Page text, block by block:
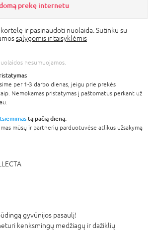
prekę internetu
ir pasinaudoti nuolaida. Sutinku su
sąlygomis ir taisyklėmis
nesumuojamos.
per 1-3 darbo dienas, jeigu prie prekės
Nemokamas pristatymas į paštomatus perkant už
tą pačią dieną.
mūsų ir partnerių parduotuvėse atlikus užsakymą
gyvūnijos pasaulį!
kenksmingų medžiagų ir dažiklių